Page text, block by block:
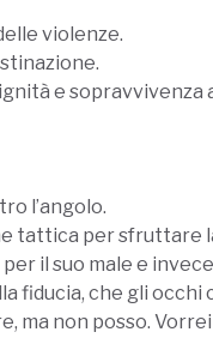
violenze.
e sopravvivenza
l’angolo.
tattica per sfruttare
il suo male e
fiducia, che gli occhi
ma non posso.